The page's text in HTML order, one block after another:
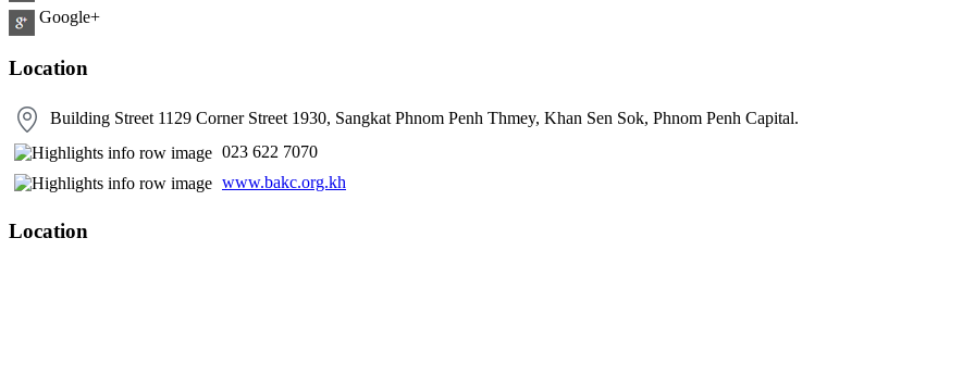
Google+
Location
Building Street 1129 Corner Street 1930, Sangkat Phnom Penh Thmey, Khan Sen Sok, Phnom Penh Capital.
​ 023 622 7070
www.bakc.org.kh
Location